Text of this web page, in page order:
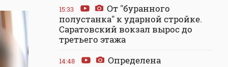
15:33
От "буранного
полустанка" к ударной стройке.
Саратовский вокзал вырос до
третьего этажа
14:48
Определена